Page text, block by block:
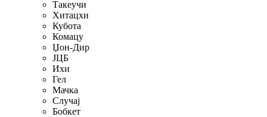
Такеучи
Хитацхи
Кубота
Комацу
Џон-Дир
ЈЦБ
Ихи
Гел
Мачка
Случај
Бобкет